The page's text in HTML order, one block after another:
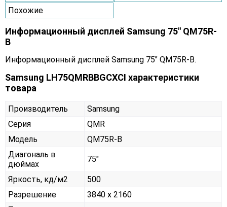
Похожие
Информационный дисплей Samsung 75" QM75R-
B
Информационный дисплей Samsung 75" QM75R-B.
Samsung LH75QMRBBGCXCI характеристики
товара
Производитель
Samsung
Серия
QMR
Модель
QM75R-B
Диагональ в
дюймах
75"
Яркость, кд/м2
500
Разрешение
3840 x 2160